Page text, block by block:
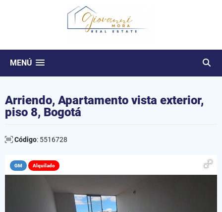
MENÚ
Arriendo, Apartamento vista exterior,
piso 8, Bogotá
Código: 5516728
GM Alquilado